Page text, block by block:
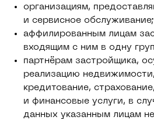
организациям,
и сервисное обслуживание;
аффилированным лицам
входящим с ним в одну
партнёрам застройщика,
реализацию
кредитование,
и финансовые услуги, в
данных указанным лицам